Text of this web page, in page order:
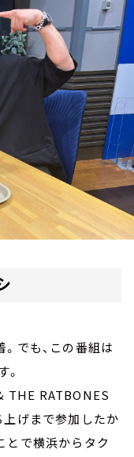
でも、この番組は
THE RATBONES
上げまで参加したか
とで横浜からタク